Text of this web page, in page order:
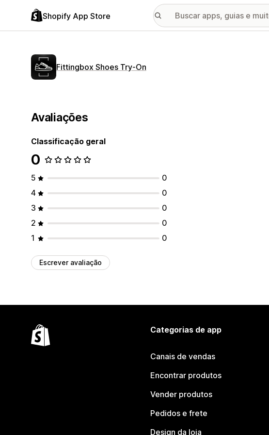
Shopify App Store
Fittingbox Shoes Try‑On
Avaliações
Classificação geral
0
5
0
4
0
3
0
2
0
1
0
Escrever avaliação
Categorias de app
Canais de vendas
Encontrar produtos
Vender produtos
Pedidos e frete
Design da loja